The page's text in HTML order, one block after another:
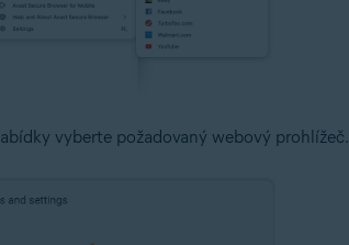
vyberte požadovaný webový prohlížeč.